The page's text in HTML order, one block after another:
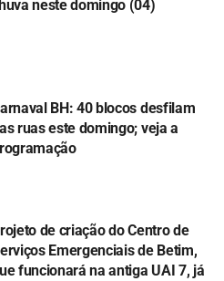
neste domingo (04)
BH: 40 blocos desfilam
ruas este domingo; veja a
de criação do Centro de
Emergenciais de Betim,
funcionará na antiga UAI 7, já